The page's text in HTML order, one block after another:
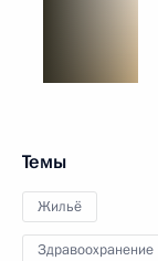
Темы
Жильё
Здравоохранение